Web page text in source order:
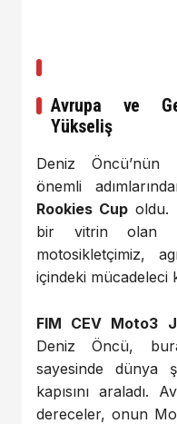
Avrupa ve
Yükseliş
Deniz Öncü’nün
önemli
Rookies Cup oldu.
bir vitrin olan
motosikletçimiz,
içindeki mücadeleci
FIM CEV Moto3
Deniz Öncü,
sayesinde dünya
kapısını araladı.
dereceler, onun